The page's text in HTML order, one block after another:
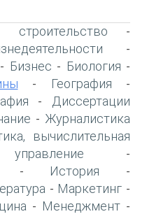
-
-
- Бизнес - Биология -
- География -
-
Диссертации
- Журналистика
вычислительная
-
- История -
- Маркетинг -
- Менеджмент -